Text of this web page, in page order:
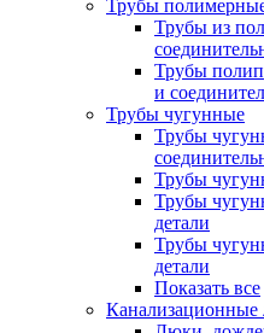
Трубы
Трубы из
Трубы
и
Трубы чугунные
Трубы
Трубы
Трубы
детали
Трубы
детали
Показать все